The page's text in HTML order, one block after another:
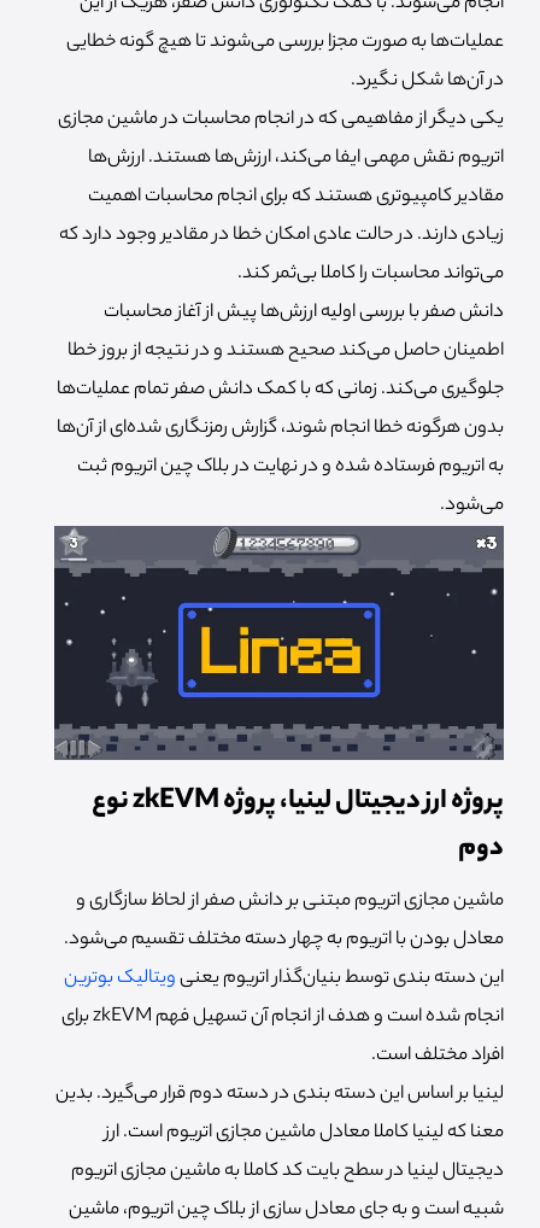
عملیات‌ها به صورت مجزا بررسی می‌شوند تا هیچ گونه خطایی
در آن‌ها شکل نگیرد.
یکی دیگر از مفاهیمی که در انجام محاسبات در ماشین مجازی
اتریوم نقش مهمی ایفا می‌کند، ارزش‌ها هستند. ارزش‌ها
مقادیر کامپیوتری هستند که برای انجام محاسبات اهمیت
زیادی دارند. در حالت عادی امکان خطا در مقادیر وجود دارد که
می‌تواند محاسبات را کاملا بی‌ثمر کند.
دانش صفر با بررسی اولیه ارزش‌ها پیش از آغاز محاسبات
اطمینان حاصل می‌کند صحیح هستند و در نتیجه از بروز خطا
جلوگیری می‌کند. زمانی که با کمک دانش صفر تمام عملیات‌ها
بدون هرگونه خطا انجام شوند، گزارش رمزنگاری شده‌ای از آن‌ها
به اتریوم فرستاده شده و در نهایت در بلاک چین اتریوم ثبت
می‌شود.
پروژه ارز دیجیتال لینیا، پروژه zkEVM نوع
دوم
ماشین مجازی اتریوم مبتنی بر دانش صفر از لحاظ سازگاری و
معادل بودن با اتریوم به چهار دسته مختلف تقسیم می‌شود.
این دسته بندی توسط بنیان‌گذار اتریوم یعنیویتالیک بوترین
انجام شده است و هدف از انجام آن تسهیل فهم zkEVM برای
افراد مختلف است.
لینیا بر اساس این دسته بندی در دسته دوم قرار می‌گیرد. بدین
معنا که لینیا کاملا معادل ماشین مجازی اتریوم است. ارز
دیجیتال لینیا در سطح بایت کد کاملا به ماشین مجازی اتریوم
شبیه است و به جای معادل سازی از بلاک چین اتریوم، ماشین